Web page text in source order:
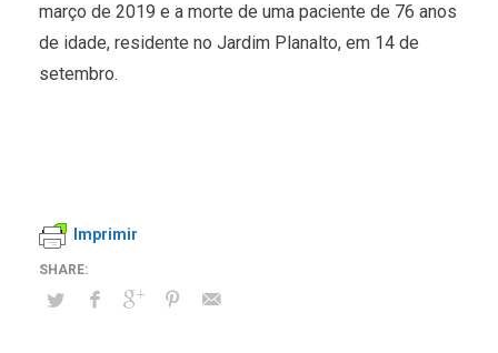
março de 2019 e a morte de uma paciente de 76 anos
de idade, residente no Jardim Planalto, em 14 de
setembro.
Imprimir